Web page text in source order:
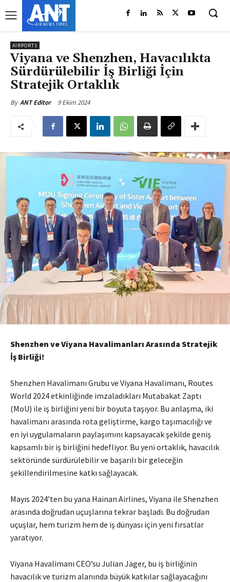
AIRPORTS
Viyana ve Shenzhen, Havacılıkta
Sürdürülebilir İş Birliği İçin
Stratejik Ortaklık
By ANT Editor 9 Ekim 2024
Shenzhen ve Viyana Havalimanları Arasında Stratejik
İş Birliği!
Shenzhen Havalimanı Grubu ve Viyana Havalimanı, Routes
World 2024 etkinliğinde imzaladıkları Mutabakat Zaptı
(MoU) ile iş birliğini yeni bir boyuta taşıyor. Bu anlaşma, iki
havalimanı arasında rota geliştirme, kargo taşımacılığı ve
en iyi uygulamaların paylaşımını kapsayacak şekilde geniş
kapsamlı bir iş birliğini hedefliyor. Bu yeni ortaklık, havacılık
sektöründe sürdürülebilir ve başarılı bir geleceğin
şekillendirilmesine katkı sağlayacak.
Mayıs 2024’ten bu yana Hainan Airlines, Viyana ile Shenzhen
arasında doğrudan uçuşlarına tekrar başladı. Bu doğrudan
uçuşlar, hem turizm hem de iş dünyası için yeni fırsatlar
yaratıyor.
Viyana Havalimanı CEO’su Julian Jäger, bu iş birliğinin
havacılık ve turizm alanında büyük katkılar sağlayacağını